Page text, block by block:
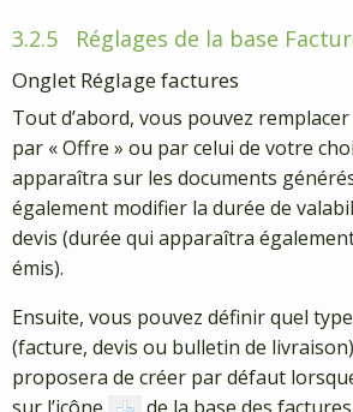
3.2.5 Réglages de la base
Onglet Réglage factures
Tout d’abord, vous pouvez
par « Offre » ou par celui de votre
apparaîtra sur les documents
également modifier la durée de
devis (durée qui apparaîtra
émis).
Ensuite, vous pouvez définir quel
(facture, devis ou bulletin de livraison)
proposera de créer par défaut